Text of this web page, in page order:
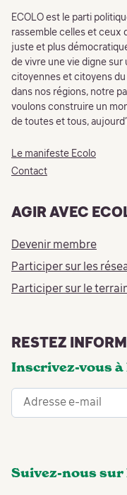
ECOLO est le parti
rassemble celles et ceux
juste et plus
de vivre une vie digne
citoyennes et citoyens
dans nos régions, notre
voulons construire un
de toutes et tous,
Le manifeste Ecolo
Contact
AGIR AVEC
Devenir membre
Participer sur les
Participer sur le
RESTEZ
Inscrivez-vous
Suivez-nous sur